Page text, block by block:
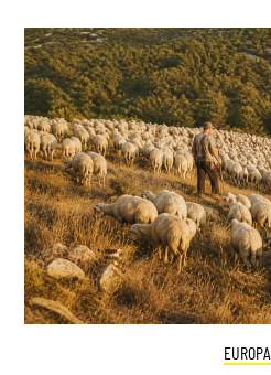
EUROPA